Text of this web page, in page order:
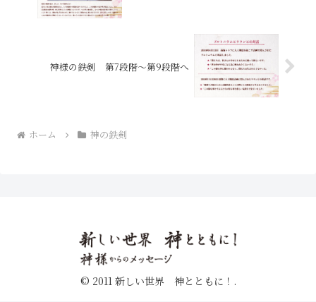
神様の鉄剣 第7段階〜第9段階へ
ホーム 神の鉄剣
© 2011 新しい世界 神とともに！.